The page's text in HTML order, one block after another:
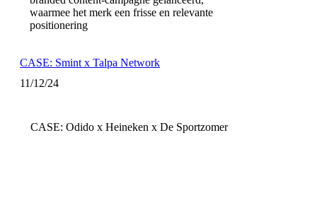
waarmee het merk een frisse en relevante
positionering
CASE: Smint x Talpa Network
11/12/24
CASE: Odido x Heineken x De Sportzomer